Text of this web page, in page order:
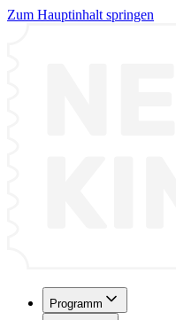
Zum Hauptinhalt springen
Programm